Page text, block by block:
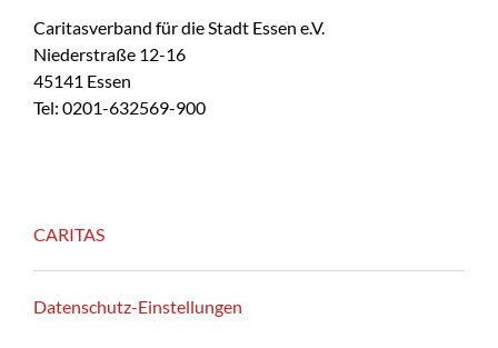
Caritasverband für die Stadt Essen e.V.
Niederstraße 12-16
45141 Essen
Tel: 0201-632569-900
CARITAS
Datenschutz-Einstellungen